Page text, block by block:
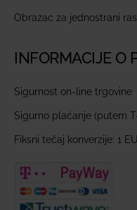
Obrazac za jednostrani
INFORMACIJE O
Sigurnost on-line trgovine
Sigurno plaćanje (putem
Fiksni tečaj konverzije: 1